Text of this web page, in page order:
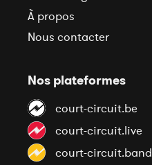
À propos
Nous contacter
Nos plateformes
court-circuit.be
court-circuit.live
court-circuit.band